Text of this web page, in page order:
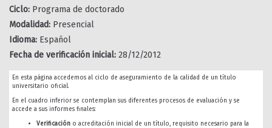
Ciclo: Programa de doctorado
Modalidad: Presencial
Idioma: Español
Fecha de verificación inicial: 28/12/2012
En esta página accedemos al ciclo de aseguramiento de la calidad de un título
universitario oficial.
En el cuadro inferior se contemplan sus diferentes procesos de evaluación y se
accede a sus informes finales:
Verificación o acreditación inicial de un título, requisito necesario para la